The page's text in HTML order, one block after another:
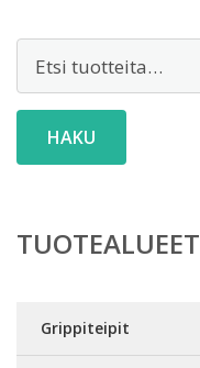
HAKU
TUOTEALUEET
Grippiteipit